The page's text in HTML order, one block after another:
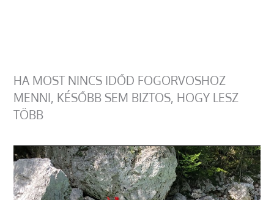
HA MOST NINCS IDŐD FOGORVOSHOZ
MENNI, KÉSŐBB SEM BIZTOS, HOGY LESZ
TÖBB